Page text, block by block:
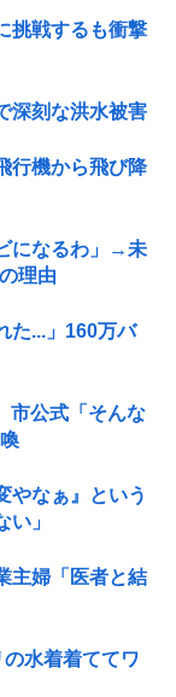
挑戦するも衝撃
深刻な洪水被害
行機から飛び降
になるわ」→未
理由
た...」160万バ
市公式「そんな
やなぁ』という
」
主婦「医者と結
の水着着ててワ